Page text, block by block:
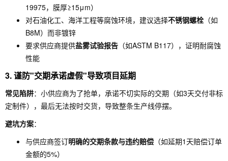
19975，膜厚≥15μm）
对石油化工、海洋工程等腐蚀环境，建议选择不锈钢螺栓 （如
B8M）而非镀锌
要求供应商提供盐雾试验报告 （如ASTM B117），证明耐腐蚀
性能
3.谨防"交期承诺虚假"导致项目延期
常见陷阱：小供应商为了抢单，承诺不切实际的交期（如3天交付非标
定制件），最后无法按时交货，导致整条生产线停摆。
避坑方案：
与供应商签订明确的交期条款与违约赔偿 （如延期1天赔偿订单
金额的5%）